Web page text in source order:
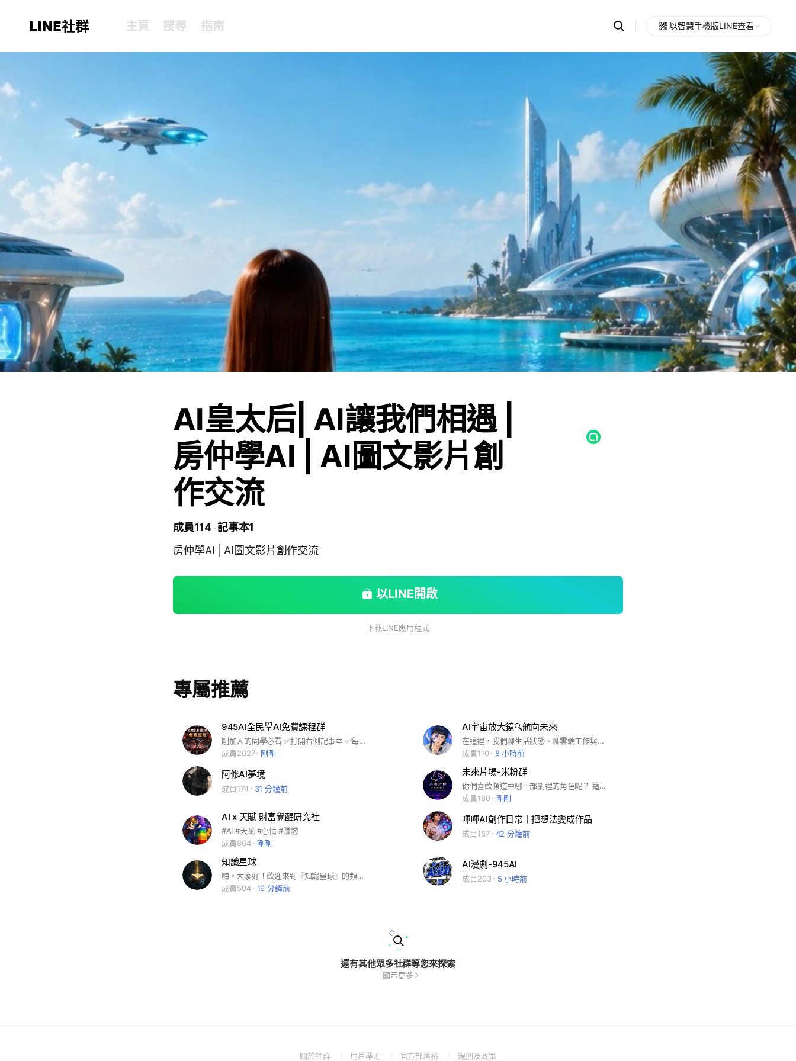
LINE社群 主頁 搜尋 指南 Search
OpenChats
messages
search
以智慧手機版LINE查看
AI皇太后| AI讓我們相遇 |
房仲學AI | AI圖文影片創
作交流
成員114 記事本1
房仲學AI | AI圖文影片創作交流
以LINE開啟
下載LINE應用程式
專屬推薦
945AI全民學AI免費課程群
剛加入的同學必看 ✅打開右側記事本 ✅每週免費AI課程表 ✅務必遵守群組規範
成員2627
剛剛
AI宇宙放大鏡🔍航向未來
在這裡，我們聊生活狀態、聊雲端工作與成長， 不追快、不比較，只把每一天走穩 如果你也想把能力累積成影響力，歡迎你加入✨
成員110
8 小時前
阿修AI夢境
成員174 31 分鐘前
未來片場-米粉群
你們喜歡頻道中哪一部劇裡的角色呢？ 這裡是*米粉們*可以暢談的地方⋯ 如果你有好的idea，也想分享你的創作靈感。 都可以在這裡與大家一起言無不盡 「打開話匣子，什麼都可以聊🍻」 說說⋯最近你追到哪一部了呀！
成員180
剛剛
AI x 天賦 財富覺醒研究社
#AI #天賦 #心情 #賺錢
成員864
剛剛
嗶嗶AI創作日常｜把想法變成作品
成員187 42 分鐘前
知識星球
嗨，大家好！歡迎來到『知識星球』的頻道！ 這裡是一個充滿閱讀、學習與知識分享的天地。在這個頻道上，我們將分享閱讀心得、書評、學習策略和知識技巧，期望能激發你對學習的熱情，助你更完美地掌握知識，實現個人和職業目標。 #AI #閱讀 #學習 #書評 #心得分享 #自我成長 #知識管理 #學習策略 #時間管理 #生涯發展 #心智模式 #職涯規劃 #終身學習 #學習型社群 #學習力
成員504
16 分鐘前
AI漫劇-945AI
成員203 5 小時前
還有其他眾多社群等您來探索
顯示更多
關於社群 (Open用戶準則 (Open官方部落格 (Open規則及政策(Open